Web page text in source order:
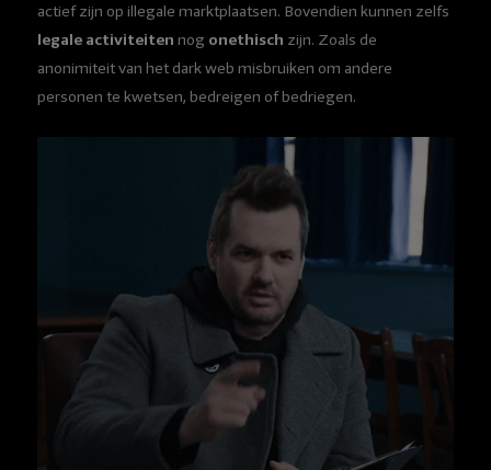
actief zijn op illegale marktplaatsen. Bovendien kunnen zelfs
legale activiteiten nog onethisch zijn. Zoals de
anonimiteit van het dark web misbruiken om andere
personen te kwetsen, bedreigen of bedriegen.